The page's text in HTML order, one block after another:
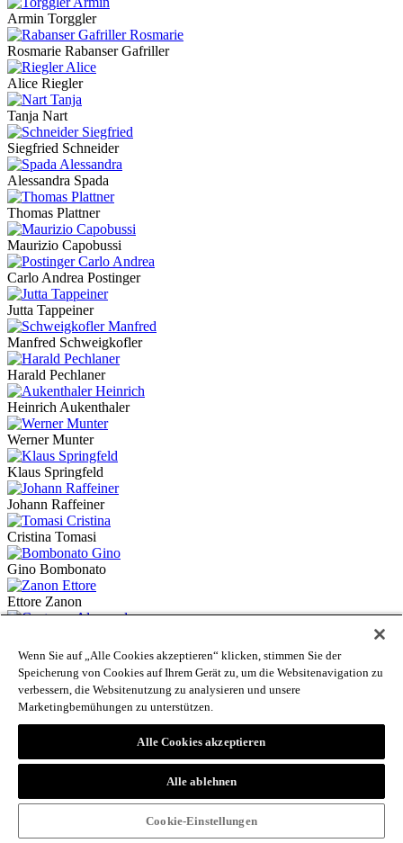
Armin Torggler
Rosmarie Rabanser Gafriller
Alice Riegler
Tanja Nart
Siegfried Schneider
Alessandra Spada
Thomas Plattner
Maurizio Capobussi
Carlo Andrea Postinger
Jutta Tappeiner
Manfred Schweigkofler
Harald Pechlaner
Heinrich Aukenthaler
Werner Munter
Klaus Springfeld
Johann Raffeiner
Cristina Tomasi
Gino Bombonato
Ettore Zanon
Franz Josef Haller
Alexander Brenner-Knoll
Josef Reiterer
Walter Steinmair
Sabine Gufler
Wenn Sie auf „Alle Cookies akzeptieren“ klicken, stimmen Sie der
Speicherung von Cookies auf Ihrem Gerät zu, um die Websitenavigation zu
verbessern, die Websitenutzung zu analysieren und unsere
Marketingbemühungen zu unterstützen.
Alle Cookies akzeptieren
Alle ablehnen
Cookie-Einstellungen